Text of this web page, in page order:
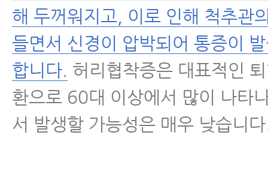
근육파열
디스크 내장증
해 두꺼워지고, 이로 인해 척추관
들면서 신경이 압박되어 통증이
합니다. 허리협착증은 대표적인
환으로 60대 이상에서 많이 나타
서 발생할 가능성은 매우 낮습니